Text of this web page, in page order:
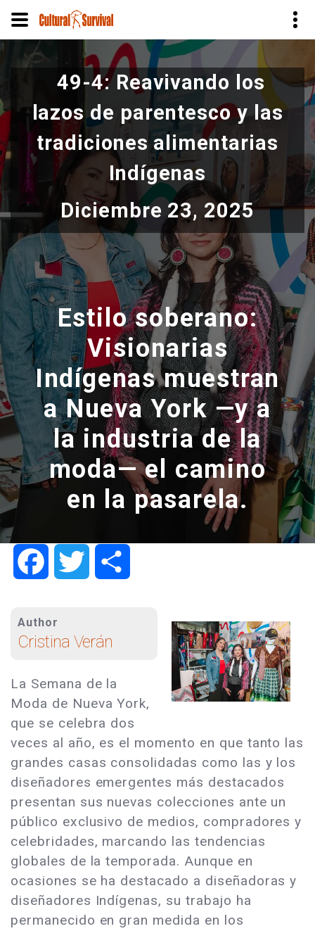
Pasar
contenido
principal
49-4: Reavivando los
lazos de parentesco y las
tradiciones alimentarias
Indígenas
Diciembre 23, 2025
Estilo soberano:
Visionarias
Indígenas muestran
a Nueva York —y a
la industria de la
moda— el camino
en la pasarela.
FacebookTwitter
Author
Cristina Verán
La Semana de la
Moda de Nueva York,
que se celebra dos
veces al año, es el momento en que tanto las
grandes casas consolidadas como las y los
diseñadores emergentes más destacados
presentan sus nuevas colecciones ante un
público exclusivo de medios, compradores y
celebridades, marcando las tendencias
globales de la temporada. Aunque en
ocasiones se ha destacado a diseñadoras y
diseñadores Indígenas, su trabajo ha
permanecido en gran medida en los